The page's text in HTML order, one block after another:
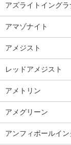
アズライトイングラ
アマゾナイト
アメジスト
レッドアメジスト
アメトリン
アメグリーン
アンフィボールイ